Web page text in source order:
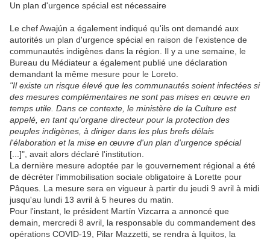
Un plan d'urgence spécial est nécessaire
Le chef Awajún a également indiqué qu'ils ont demandé aux
autorités un plan d'urgence spécial en raison de l'existence de
communautés indigènes dans la région. Il y a une semaine, le
Bureau du Médiateur a également publié une déclaration
demandant la même mesure pour le Loreto.
"Il existe un risque élevé que les communautés soient infectées si
des mesures complémentaires ne sont pas mises en œuvre en
temps utile. Dans ce contexte, le ministère de la Culture est
appelé, en tant qu'organe directeur pour la protection des
peuples indigènes, à diriger dans les plus brefs délais
l'élaboration et la mise en œuvre d'un plan d'urgence spécial
[...]", avait alors déclaré l'institution.
La dernière mesure adoptée par le gouvernement régional a été
de décréter l'immobilisation sociale obligatoire à Lorette pour
Pâques. La mesure sera en vigueur à partir du jeudi 9 avril à midi
jusqu'au lundi 13 avril à 5 heures du matin.
Pour l'instant, le président Martín Vizcarra a annoncé que
demain, mercredi 8 avril, la responsable du commandement des
opérations COVID-19, Pilar Mazzetti, se rendra à Iquitos, la